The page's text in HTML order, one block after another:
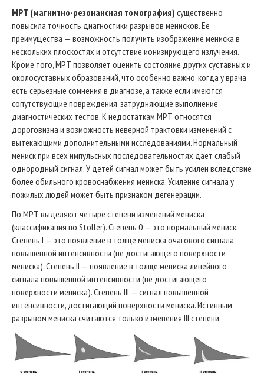
МРТ (магнитно-резонансная томография) существенно
повысила точность диагностики разрывов менисков. Ее
преимущества — возможность получить изображение мениска в
нескольких плоскостях и отсутствие ионизирующего излучения.
Кроме того, МРТ позволяет оценить состояние других суставных и
околосуставных образований, что особенно важно, когда у врача
есть серьезные сомнения в диагнозе, а также если имеются
сопутствующие повреждения, затрудняющие выполнение
диагностических тестов. К недостаткам МРТ относятся
дороговизна и возможность неверной трактовки изменений с
вытекающими дополнительными исследованиями. Нормальный
мениск при всех импульсных последовательностях дает слабый
однородный сигнал. У детей сигнал может быть усилен вследствие
более обильного кровоснабжения мениска. Усиление сигнала у
пожилых людей может быть признаком дегенерации.
По МРТ выделяют четыре степени изменений мениска
(классификация по Stoller). Степень 0 — это нормальный мениск.
Степень I — это появление в толще мениска очагового сигнала
повышенной интенсивности (не достигающего поверхности
мениска). Степень II — появление в толще мениска линейного
сигнала повышенной интенсивности (не достигающего
поверхности мениска). Степень III — сигнал повышенной
интенсивности, достигающий поверхности мениска. Истинным
разрывом мениска считаются только изменения III степени.